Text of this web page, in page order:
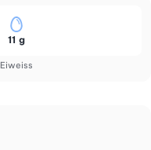
Eiweiss
11 g